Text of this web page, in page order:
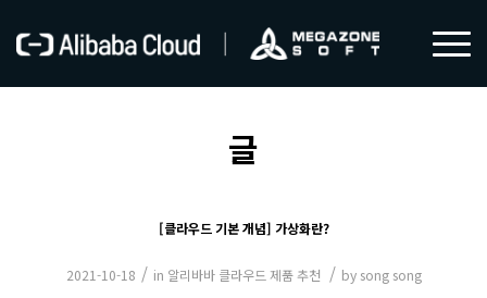
글
[클라우드 기본 개념] 가상화란?
2021-10-18 / in 알리바바 클라우드 제품 추천 / by song song